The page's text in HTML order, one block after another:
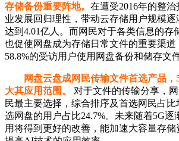
存储备份重要阵地。 在遭受2016年的整
业发展回归理性，带动云存储用户规模逐
达到4.01亿人。而网民对于各类信息的存
也促使网盘成为存储日常文件的重要渠道
58.8%的受访用户使用网盘备份和储存文件
网盘云盘成网民传输文件首选产品
大其应用范围。
对于文件的传输分享，
民最主要选择，综合排序及首选网民占
选网盘的用户占比24.7%。未来随着5G逐
用将得到更好的改善，能加速大容量存储